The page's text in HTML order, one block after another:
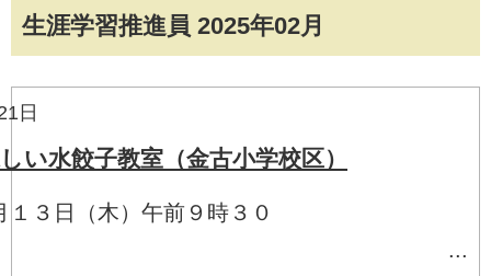
生涯学習推進員 2025年02月
日
い水餃子教室（金古小学校区）
３日（木）午前９時３０
...